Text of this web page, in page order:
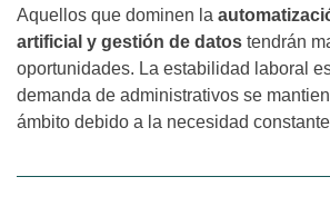
Aquellos que dominen la
artificial y gestión de datos tendrán
oportunidades. La estabilidad laboral
demanda de administrativos se
ámbito debido a la necesidad